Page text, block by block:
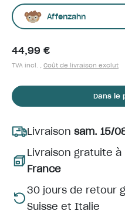
Affenzahn
44,99 €
TVA incl. , Coût de livraison exclut
Dans le
Livraison sam. 15/
Livraison gratuite
France
30 jours de retour
Suisse et Italie